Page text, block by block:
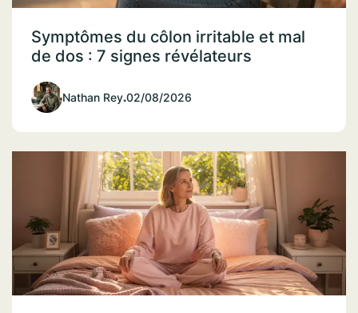
Symptômes du côlon irritable et mal
de dos : 7 signes révélateurs
Nathan Rey.02/08/2026